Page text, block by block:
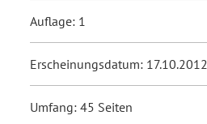
Auflage: 1
Erscheinungsdatum: 17.10.2012
Umfang: 45 Seiten